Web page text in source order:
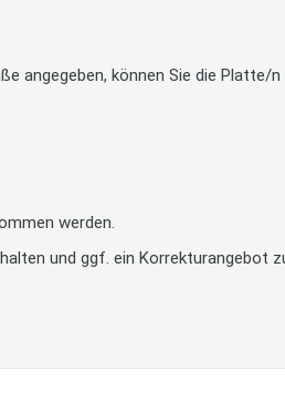
können Sie die Platte/n
werden.
und ggf. ein Korrekturangebot